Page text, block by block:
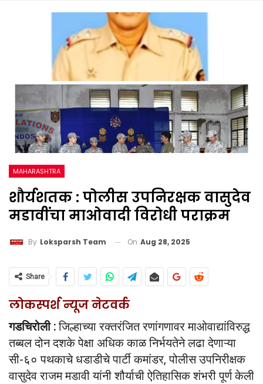
MAHARASHTRA
शौर्यशतक : पोलीस उपनिरक्षक वासुदेव
मडावींचा माओवादी विरोधी पराक्रम
By Loksparsh Team On Aug 28, 2025
Share
लोकस्पर्श न्यूज नेटवर्क
गडचिरोली :जिल्हाच्या रक्तरंजित रणांगणावर माओवाद्यांविरुद्ध
तब्बल दोन दशके पेक्षा अधिक काळ निर्भयतेने लढा देणाऱ्या
सी-६० पथकाचे धडाडीचे पार्टी कमांडर, पोलीस उपनिरीक्षक
वासुदेव राजम मडावी यांनी शौर्याची ऐतिहासिक शंभरी पूर्ण केली